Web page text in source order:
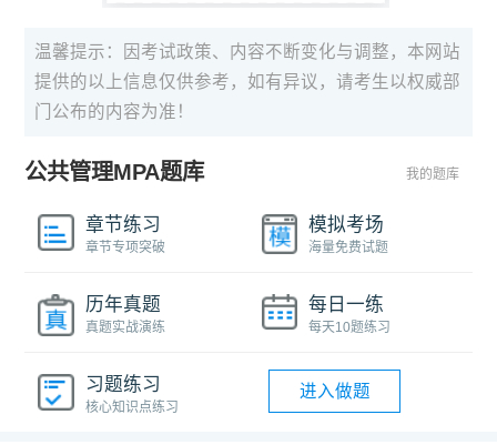
温馨提示：因考试政策、内容不断变化与调整，本网站
提供的以上信息仅供参考，如有异议，请考生以权威部
门公布的内容为准！
公共管理MPA题库 我的题库
章节练习
章节专项突破
模拟考场
海量免费试题
历年真题
真题实战演练
每日一练
每天10题练习
习题练习
核心知识点练习
进入做题